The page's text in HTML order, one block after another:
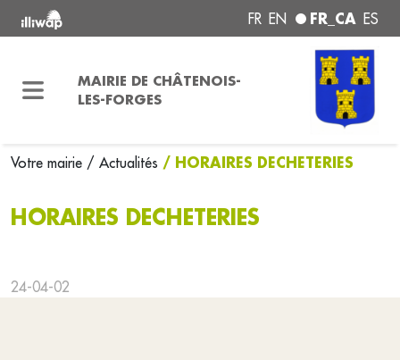
FR EN FR_CA ES
MAIRIE DE CHÂTENOIS-
LES-FORGES
Votre mairie / Actualités / HORAIRES DECHETERIES
HORAIRES DECHETERIES
24-04-02